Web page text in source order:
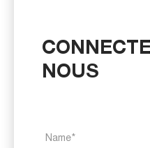
NOUS